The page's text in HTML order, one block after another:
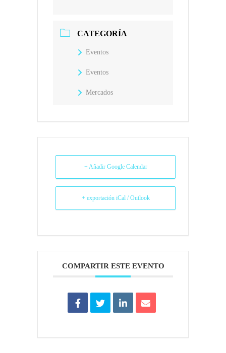
organización.CATEGORÍA
Eventos
Eventos
Mercados
+ Añadir Google Calendar
+ exportación iCal / Outlook
COMPARTIR ESTE EVENTO